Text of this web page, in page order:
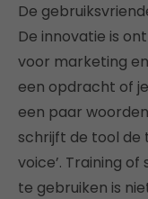
De
De innovatie is
voor marketing
een opdracht of
een paar
schrijft de tool de
voice’. Training
te gebruiken is